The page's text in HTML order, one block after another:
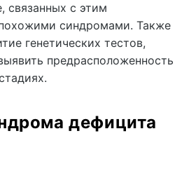
связанных с этим
синдромами. Также
генетических тестов,
предрасположенность
дефицита